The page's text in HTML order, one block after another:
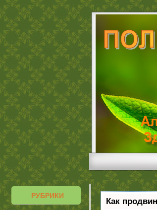
РУБРИКИ
Как